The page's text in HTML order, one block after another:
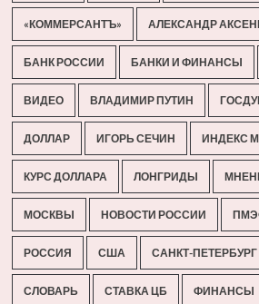
«КОММЕРСАНТЪ» АЛЕКСАНДР
БАНК РОССИИ БАНКИ И ФИНАНСЫ
ВИДЕО ВЛАДИМИР ПУТИН
ДОЛЛАР ИГОРЬ СЕЧИН ИНДЕКС
КУРС ДОЛЛАРА ЛОНГРИДЫ
МОСКВЫ НОВОСТИ РОССИИ
РОССИЯ США САНКТ-ПЕТЕРБУРГ
СЛОВАРЬ СТАВКА ЦБ ФИНАНСЫ